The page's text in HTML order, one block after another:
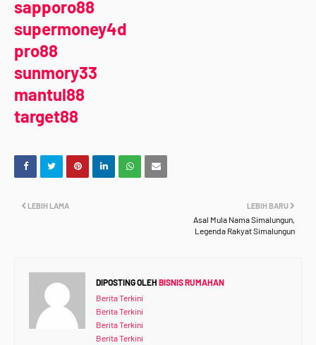
sapporo88
supermoney4d
pro88
sunmory33
mantul88
target88
LEBIH BARU
Asal Mula Nama Simalungun,
Legenda Rakyat Simalungun
LEBIH LAMA
DIPOSTING OLEH BISNIS RUMAHAN
Berita Terkini
Berita Terkini
Berita Terkini
Berita Terkini